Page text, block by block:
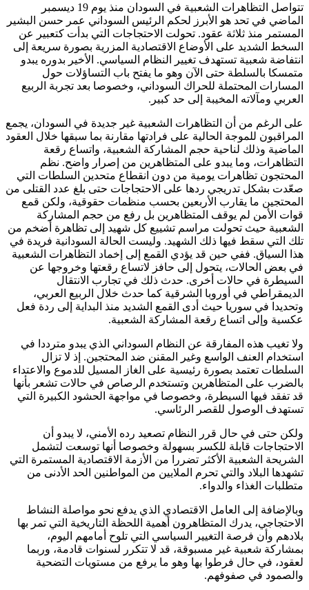
تتواصل التظاهرات الشعبية في السودان منذ يوم 19 ديسمبر
الماضي في تحد هو الأبرز لحكم الرئيس السوداني عمر حسن البشير
المستمر منذ ثلاثة عقود. تحولت الاحتجاجات التي بدأت كتعبير عن
السخط الشديد على الأوضاع الاقتصادية المزرية بصورة سريعة إلى
انتفاضة شعبية تستهدف تغيير النظام السياسي. الأخير بدوره يبدو
متمسكا بالسلطة حتى الآن وهو ما يفتح باب التساؤلات حول
المسارات المحتملة للحراك السوداني، وخصوصا بعد تجربة الربيع
العربي ومآلاته المخيبة إلى حد كبير.
على الرغم من أن التظاهرات الشعبية غير جديدة في السودان، يجمع
المراقبون للموجة الحالية على فرادتها مقارنة بما سبقها خلال العقود
الماضية وذلك لناحية حجم المشاركة الشعبية، واتساع رقعة
التظاهرات، وما يبدو على المتظاهرين من إصرار واضح. نظم
المحتجون تظاهرات يومية من دون انقطاع متحدين السلطات التي
صعّدت بشكل تدريجي ردها على الاحتجاجات حتى بلغ عدد القتلى من
المحتجين ما يقارب الأربعين بحسب منظمات حقوقية، ولكن قمع
قوات الأمن لم يوقف المتظاهرين بل رفع من حجم المشاركة
الشعبية حيث تحولت مراسم تشييع كل شهيد إلى تظاهرة أضخم من
تلك التي سقط فيها ذلك الشهيد. وليست الحالة السودانية فريدة في
هذا السياق. ففي حين قد يؤدي القمع إلى إخماد التظاهرات الشعبية
في بعض الحالات، يتحول إلى حافز لاتساع رقعتها وخروجها عن
السيطرة في حالات أخرى. حدث ذلك في تجارب الانتقال
الديمقراطي في أوروبا الشرقية كما حدث خلال الربيع العربي،
وتحديدا في سوريا حيث أدى القمع الشديد منذ البداية إلى ردة فعل
عكسية وإلى اتساع رقعة المشاركة الشعبية.
ولا تغيب هذه المفارقة عن النظام السوداني الذي يبدو مترددا في
استخدام العنف الواسع وغير المقنن ضد المحتجين. إذ لا تزال
السلطات تعتمد بصورة رئيسية على الغاز المسيل للدموع والاعتداء
بالضرب على المتظاهرين وتستخدم الرصاص في حالات تشعر بأنها
قد تفقد فيها السيطرة، وخصوصا في مواجهة الحشود الكبيرة التي
تستهدف الوصول للقصر الرئاسي.
ولكن حتى في حال قرر النظام تصعيد رده الأمني، لا يبدو أن
الاحتجاجات قابلة للكسر بسهولة وخصوصا أنها توسعت لتشمل
الشريحة الشعبية الأكثر تضررا من الأزمة الاقتصادية المستمرة التي
تشهدها البلاد والتي تحرم الملايين من المواطنين الحد الأدنى من
متطلبات الغذاء والدواء.
وبالإضافة إلى العامل الاقتصادي الذي يدفع نحو مواصلة النشاط
الاحتجاجي، يدرك المتظاهرون أهمية اللحظة التاريخية التي تمر بها
بلادهم وأن فرصة التغيير السياسي التي تلوح أمامهم اليوم،
بمشاركة شعبية غير مسبوقة، قد لا تتكرر لسنوات قادمة، وربما
لعقود، في حال فرطوا بها وهو ما يرفع من مستويات التضحية
والصمود في صفوفهم.